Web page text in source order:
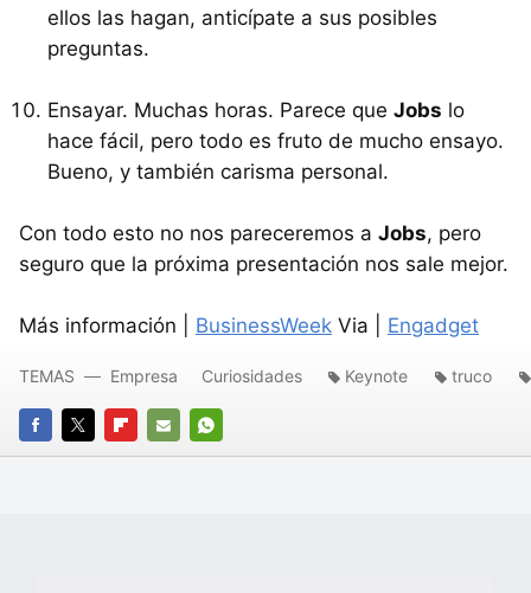
ellos las hagan, anticípate a sus posibles
preguntas.
Ensayar. Muchas horas. Parece que Jobs lo
hace fácil, pero todo es fruto de mucho ensayo.
Bueno, y también carisma personal.
Con todo esto no nos pareceremos a Jobs, pero
seguro que la próxima presentación nos sale mejor.
Más información | BusinessWeek Via | Engadget
FACEBOOK
TWITTERFLIPBOARD
E-
WHATSAPP
TEMAS Empresa Curiosidades Keynote truco